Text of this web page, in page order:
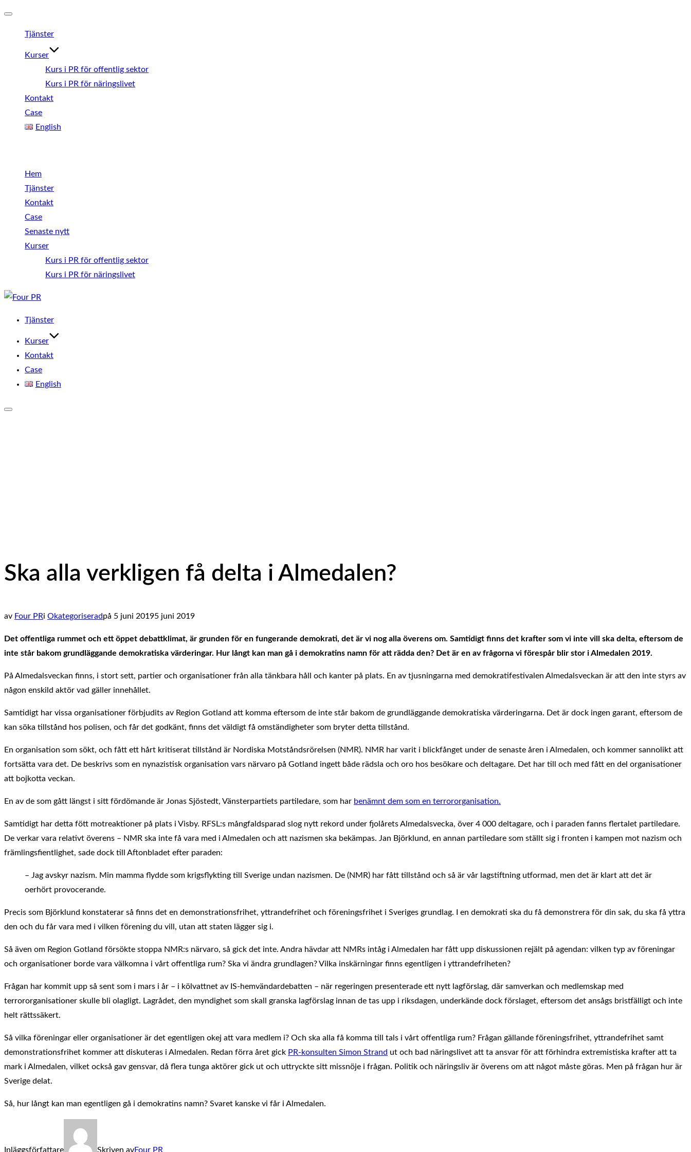
på/avTjänster
Kurser
Kurs i PR för offentlig sektor
Kurs i PR för näringslivet
Kontakt
Case
English
Hem
Tjänster
Kontakt
Case
Senaste nytt
Kurser
Kurs i PR för offentlig sektor
Kurs i PR för näringslivet
Hoppa
innehåll
Tjänster
Kurser
Kontakt
Case
English
Ska alla verkligen få delta i Almedalen?
av Four PRi Okategoriseradpå Publicerat
5 juni 20195 juni 2019
Det offentliga rummet och ett öppet debattklimat, är grunden för en fungerande demokrati, det är vi nog alla överens om. Samtidigt finns det krafter som vi inte vill ska delta, eftersom de
inte står bakom grundläggande demokratiska värderingar. Hur långt kan man gå i demokratins namn för att rädda den? Det är en av frågorna vi förespår blir stor i Almedalen 2019.
På Almedalsveckan finns, i stort sett, partier och organisationer från alla tänkbara håll och kanter på plats. En av tjusningarna med demokratifestivalen Almedalsveckan är att den inte styrs av
någon enskild aktör vad gäller innehållet.
Samtidigt har vissa organisationer förbjudits av Region Gotland att komma eftersom de inte står bakom de grundläggande demokratiska värderingarna. Det är dock ingen garant, eftersom de
kan söka tillstånd hos polisen, och får det godkänt, finns det väldigt få omständigheter som bryter detta tillstånd.
En organisation som sökt, och fått ett hårt kritiserat tillstånd är Nordiska Motståndsrörelsen (NMR). NMR har varit i blickfånget under de senaste åren i Almedalen, och kommer sannolikt att
fortsätta vara det. De beskrivs som en nynazistisk organisation vars närvaro på Gotland ingett både rädsla och oro hos besökare och deltagare. Det har till och med fått en del organisationer
att bojkotta veckan.
En av de som gått längst i sitt fördömande är Jonas Sjöstedt, Vänsterpartiets partiledare, som har benämnt dem som en terrororganisation.
Samtidigt har detta fött motreaktioner på plats i Visby. RFSL:s mångfaldsparad slog nytt rekord under fjolårets Almedalsvecka, över 4 000 deltagare, och i paraden fanns flertalet partiledare.
De verkar vara relativt överens – NMR ska inte få vara med i Almedalen och att nazismen ska bekämpas. Jan Björklund, en annan partiledare som ställt sig i fronten i kampen mot nazism och
främlingsfientlighet, sade dock till Aftonbladet efter paraden:
– Jag avskyr nazism. Min mamma flydde som krigsflykting till Sverige undan nazismen. De (NMR) har fått tillstånd och så är vår lagstiftning utformad, men det är klart att det är
oerhört provocerande.
Precis som Björklund konstaterar så finns det en demonstrationsfrihet, yttrandefrihet och föreningsfrihet i Sveriges grundlag. I en demokrati ska du få demonstrera för din sak, du ska få yttra
den och du får vara med i vilken förening du vill, utan att staten lägger sig i.
Så även om Region Gotland försökte stoppa NMR:s närvaro, så gick det inte. Andra hävdar att NMRs intåg i Almedalen har fått upp diskussionen rejält på agendan: vilken typ av föreningar
och organisationer borde vara välkomna i vårt offentliga rum? Ska vi ändra grundlagen? Vilka inskärningar finns egentligen i yttrandefriheten?
Frågan har kommit upp så sent som i mars i år – i kölvattnet av IS-hemvändardebatten – när regeringen presenterade ett nytt lagförslag, där samverkan och medlemskap med
terrororganisationer skulle bli olagligt. Lagrådet, den myndighet som skall granska lagförslag innan de tas upp i riksdagen, underkände dock förslaget, eftersom det ansågs bristfälligt och inte
helt rättssäkert.
Så vilka föreningar eller organisationer är det egentligen okej att vara medlem i? Och ska alla få komma till tals i vårt offentliga rum? Frågan gällande föreningsfrihet, yttrandefrihet samt
demonstrationsfrihet kommer att diskuteras i Almedalen. Redan förra året gick PR-konsulten Simon Strand ut och bad näringslivet att ta ansvar för att förhindra extremistiska krafter att ta
mark i Almedalen, vilket också gav gensvar, då flera tunga aktörer gick ut och uttryckte sitt missnöje i frågan. Politik och näringsliv är överens om att något måste göras. Men på frågan hur är
Sverige delat.
Så, hur långt kan man egentligen gå i demokratins namn? Svaret kanske vi får i Almedalen.
Inläggsförfattare Skriven avFour PR